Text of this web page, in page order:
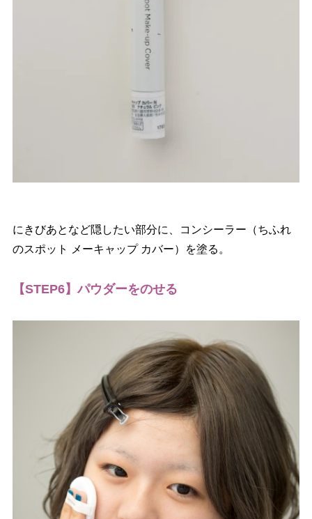
にきびあとなど隠したい部分に、コンシーラー（ちふれ
のスポット メーキャップ カバー）を塗る。
【STEP6】パウダーをのせる